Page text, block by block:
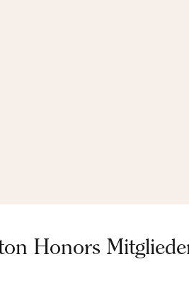
Honors